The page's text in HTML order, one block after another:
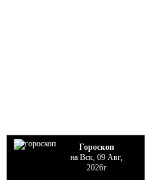
Гороскоп
на Вск, 09 Авг,
2026г